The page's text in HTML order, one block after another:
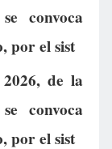
convoca
por el sist
de la
convoca
por el sist